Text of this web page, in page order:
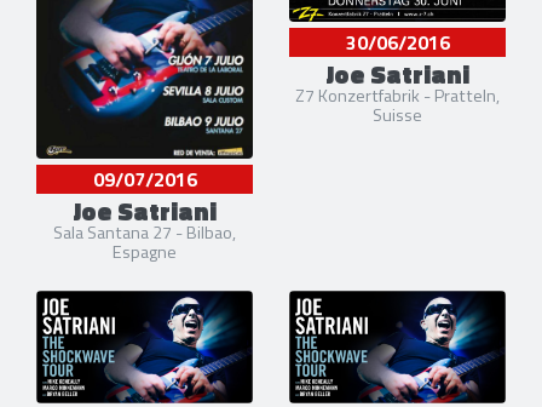
09/07/2016
Joe Satriani
Sala Santana 27 - Bilbao,
Espagne
30/06/2016
Joe Satriani
Z7 Konzertfabrik - Pratteln,
Suisse